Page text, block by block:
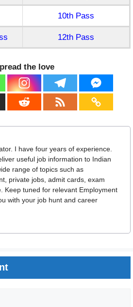
10th Pass
12th Pass
the love
I have four years of experience.
useful job information to Indian
range of topics such as
private jobs, admit cards, exam
Keep tuned for relevant Employment
with your job hunt and career